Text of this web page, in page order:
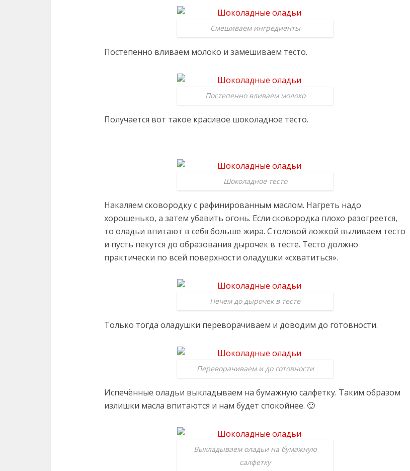
Смешиваем ингредиенты
Постепенно вливаем молоко и замешиваем тесто.
Постепенно вливаем молоко
Получается вот такое красивое шоколадное тесто.
Шоколадное тесто
Накаляем сковородку с рафинированным маслом. Нагреть надо
хорошенько, а затем убавить огонь. Если сковородка плохо разогреется,
то оладьи впитают в себя больше жира. Столовой ложкой выливаем тесто
и пусть пекутся до образования дырочек в тесте. Тесто должно
практически по всей поверхности оладушки «схватиться».
Печём до дырочек в тесте
Только тогда оладушки переворачиваем и доводим до готовности.
Переворачиваем и до готовности
Испечённые оладьи выкладываем на бумажную салфетку. Таким образом
излишки масла впитаются и нам будет спокойнее. 🙂
Выкладываем оладьи на бумажную
салфетку